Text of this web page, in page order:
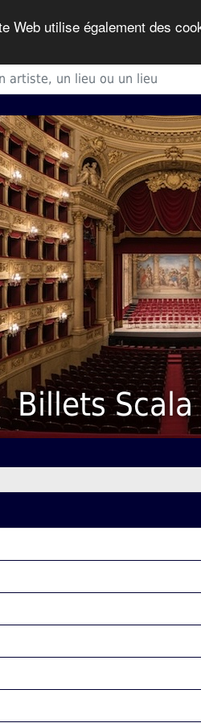
Web utilise également des
Billets